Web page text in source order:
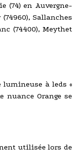
(74) en Auvergne-
Sallanches
(74400), Meythet
à leds «
nuance Orange se
utilisée lors de